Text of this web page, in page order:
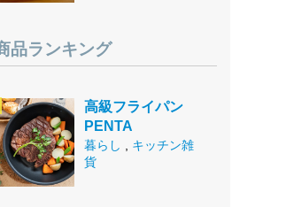
品ランキング
高級フライパン
PENTA
暮らし
キッチン雑
貨